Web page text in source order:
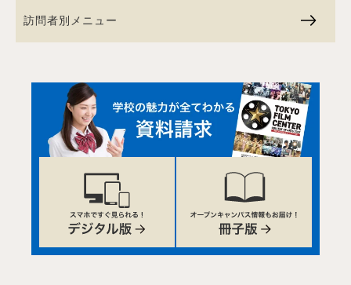
訪問者別メニュー